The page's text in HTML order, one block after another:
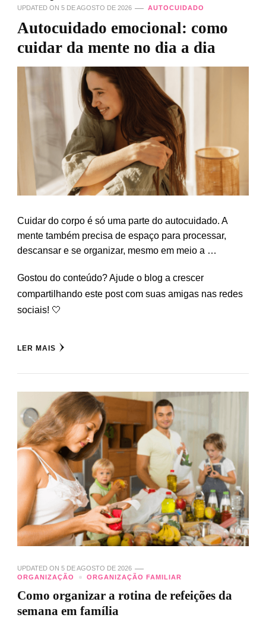
UPDATED ON 5 DE AGOSTO DE 2026 AUTOCUIDADO
Autocuidado emocional: como
cuidar da mente no dia a dia
Cuidar do corpo é só uma parte do autocuidado. A
mente também precisa de espaço para processar,
descansar e se organizar, mesmo em meio a …
Gostou do conteúdo? Ajude o blog a crescer
compartilhando este post com suas amigas nas redes
sociais! 🤍
LER MAIS
UPDATED ON 5 DE AGOSTO DE 2026
ORGANIZAÇÃO
ORGANIZAÇÃO FAMILIAR
Como organizar a rotina de refeições da
semana em família